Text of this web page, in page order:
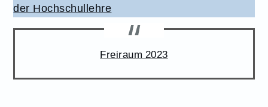
der Hochschullehre
Freiraum 2023